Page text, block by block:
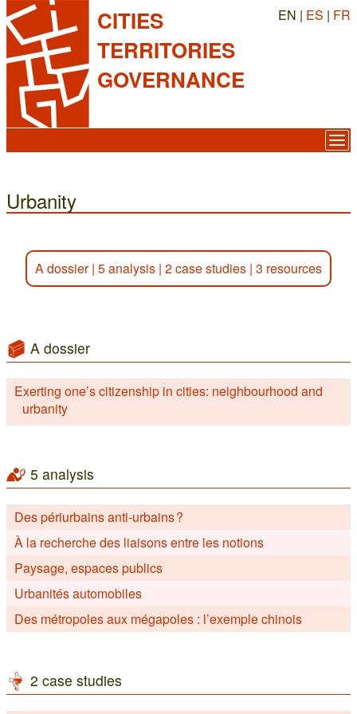
CITIES
TERRITORIES
GOVERNANCE
EN | ES | FR
Urbanity
A dossier| 5 analysis | 2 case studies | 3 resources
A dossier
Exerting one’s citizenship in cities: neighbourhood and
urbanity
5 analysis
Des périurbains anti-urbains ?
À la recherche des liaisons entre les notions
Paysage, espaces publics
Urbanités automobiles
Des métropoles aux mégapoles : l’exemple chinois
2 case studies